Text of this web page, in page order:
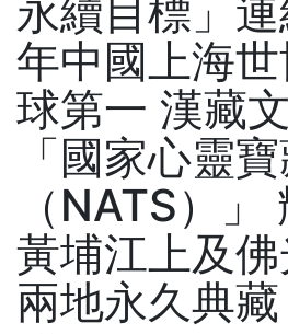
永續目標」
年中國上海
球第一 漢藏
「國家心靈
（NATS）
黃埔江上及
兩地永久典藏